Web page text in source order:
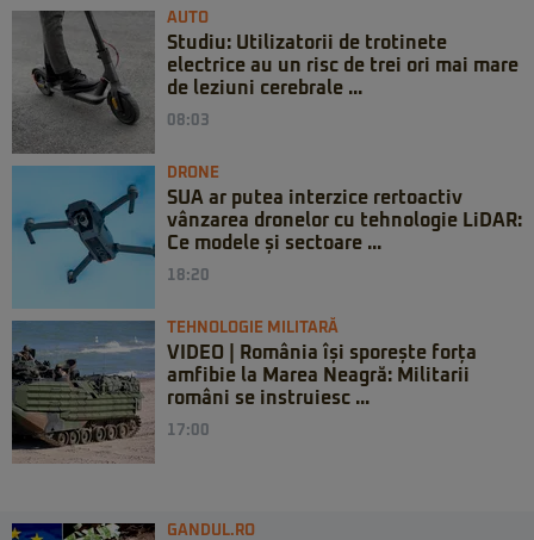
AUTO
Studiu: Utilizatorii de trotinete
electrice au un risc de trei ori mai mare
de leziuni cerebrale ...
08:03
DRONE
SUA ar putea interzice rertoactiv
vânzarea dronelor cu tehnologie LiDAR:
Ce modele și sectoare ...
18:20
TEHNOLOGIE MILITARĂ
VIDEO | România își sporește forța
amfibie la Marea Neagră: Militarii
români se instruiesc ...
17:00
GANDUL.RO